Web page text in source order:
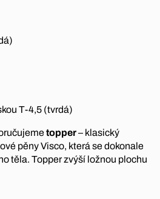
T-4,5 (tvrdá)
topper– klasický
pěny Visco, která se dokonale
těla. Topper zvýší ložnou plochu